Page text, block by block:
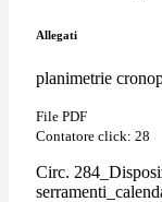
Allegati
planimetrie
File PDF
Contatore click: 28
Circ.